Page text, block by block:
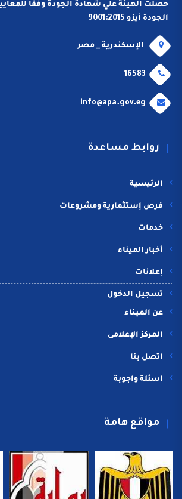
حصلت الهيئة علي شهادة الجودة وفقا
الجودة أيزو 9001:2015
الإسكندرية _ مصر
16583
info@apa.gov.eg
روابط مساعدة
الرئيسية
فرص إستثمارية ومشروعات
خدمات
أخبار الميناء
إعلانات
تسجيل الدخول
عن الميناء
المركز الإعلامى
اتصل بنا
اسئلة واجوبة
مواقع هامة